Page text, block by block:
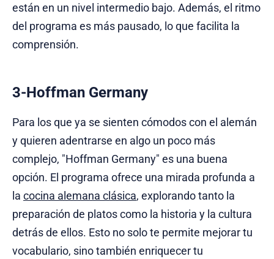
están en un nivel intermedio bajo. Además, el ritmo
del programa es más pausado, lo que facilita la
comprensión.
3-Hoffman Germany
Para los que ya se sienten cómodos con el alemán
y quieren adentrarse en algo un poco más
complejo, "Hoffman Germany" es una buena
opción. El programa ofrece una mirada profunda a
la cocina alemana clásica, explorando tanto la
preparación de platos como la historia y la cultura
detrás de ellos. Esto no solo te permite mejorar tu
vocabulario, sino también enriquecer tu